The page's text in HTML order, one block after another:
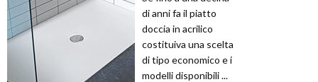
di anni fa il piatto
doccia in acrilico
costituiva una scelta
di tipo economico e i
modelli disponibili ...